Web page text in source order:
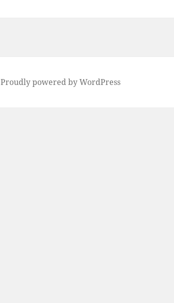
Proudly powered by WordPress